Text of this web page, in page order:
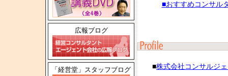
広報ブログ
「経営堂」スタッフブログ
■おすすめコンサル
■株式会社コンサルジ